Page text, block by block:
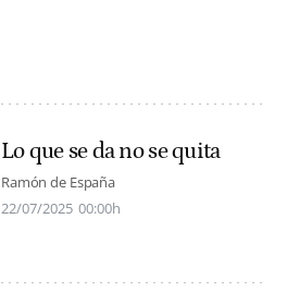
Lo que se da no se quita
Ramón de España
22/07/2025 00:00h